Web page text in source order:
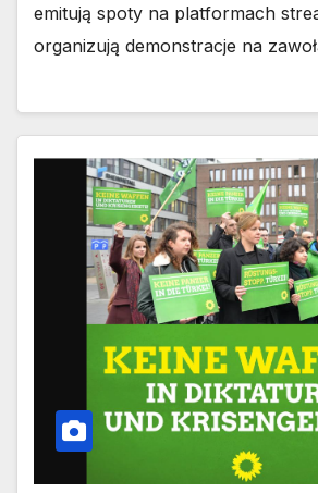
emitują spoty na platformach
organizują demonstracje na